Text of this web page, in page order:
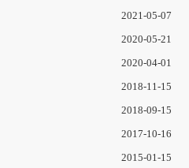
2021-05-07
2020-05-21
2020-04-01
2018-11-15
2018-09-15
2017-10-16
2015-01-15